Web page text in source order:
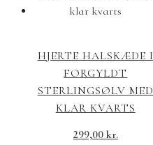
HJERTE HALSKÆDE I
FORGYLDT
STERLINGSØLV MED
KLAR KVARTS
299,00 kr.